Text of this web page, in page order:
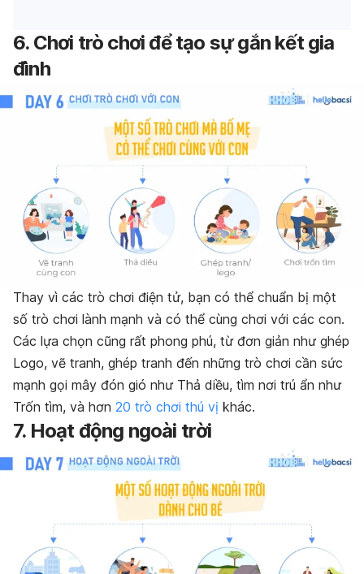
6. Chơi trò chơi để tạo sự gắn kết gia
đình
Thay vì các trò chơi điện tử, bạn có thể chuẩn bị một
số trò chơi lành mạnh và có thể cùng chơi với các con.
Các lựa chọn cũng rất phong phú, từ đơn giản như ghép
Logo, vẽ tranh, ghép tranh đến những trò chơi cần sức
mạnh gọi mây đón gió như Thả diều, tìm nơi trú ẩn như
Trốn tìm, và hơn 20 trò chơi thú vị khác.
7. Hoạt động ngoài trời